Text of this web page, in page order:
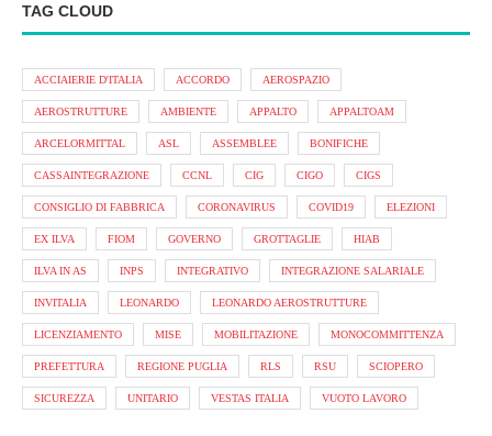
TAG CLOUD
ACCIAIERIE D'ITALIA ACCORDO AEROSPAZIO
AEROSTRUTTURE AMBIENTE APPALTO APPALTOAM
ARCELORMITTAL ASL ASSEMBLEE BONIFICHE
CASSAINTEGRAZIONE CCNL CIG CIGO CIGS
CONSIGLIO DI FABBRICA CORONAVIRUS COVID19 ELEZIONI
EX ILVA FIOM GOVERNO GROTTAGLIE HIAB
ILVA IN AS INPS INTEGRATIVO INTEGRAZIONE SALARIALE
INVITALIA LEONARDO LEONARDO AEROSTRUTTURE
LICENZIAMENTO MISE MOBILITAZIONE MONOCOMMITTENZA
PREFETTURA REGIONE PUGLIA RLS RSU SCIOPERO
SICUREZZA UNITARIO VESTAS ITALIA VUOTO LAVORO